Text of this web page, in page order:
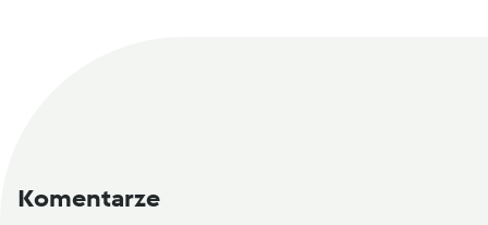
Komentarze